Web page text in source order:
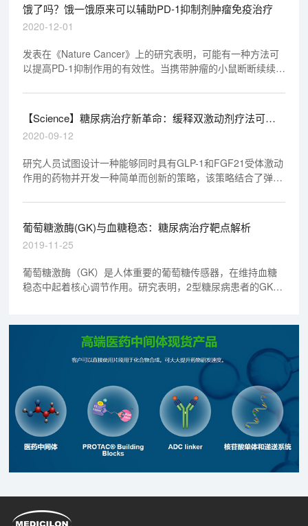
饿了吗？饿一饿原来可以辅助PD-1抑制剂肿瘤免疫治疗
2020-12-01
发表在《Nature Cancer》上的研究表明，可能有一种方法可
以提高PD-1抑制作用的有效性。当携带肿瘤的小鼠断断续续地
面更有效。研究人员将此效应与胰岛素样生长因子（IGF-1）
的水平联系起来，并发现抑制IGF-1还可有效减少肿瘤的生
长。
【Science】糖尿病治疗新革命：缓释双激动剂疗法可治
疗高血糖和肥胖症
2020-09-12
研究人员试图设计一种能够同时具有GLP-1和FGF21受体激动
作用的药物并开发一种简单而创新的策略，该策略结合了弹性
葡萄糖激酶(GK)与血糖稳态：糖尿病治疗靶点解析
2019-11-25
葡萄糖激酶（GK）是人体重要的葡萄糖传感器，在维持血糖
稳态中起着核心调节作用。研究表明，2型糖尿病患者的GK表
调控中的作用机制。